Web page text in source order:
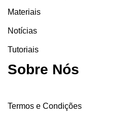
Materiais
Notícias
Tutoriais
Sobre Nós
Termos e Condições